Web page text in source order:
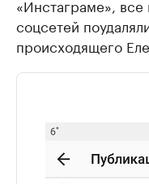
«Инстаграме»,
соцсетей
происходящего